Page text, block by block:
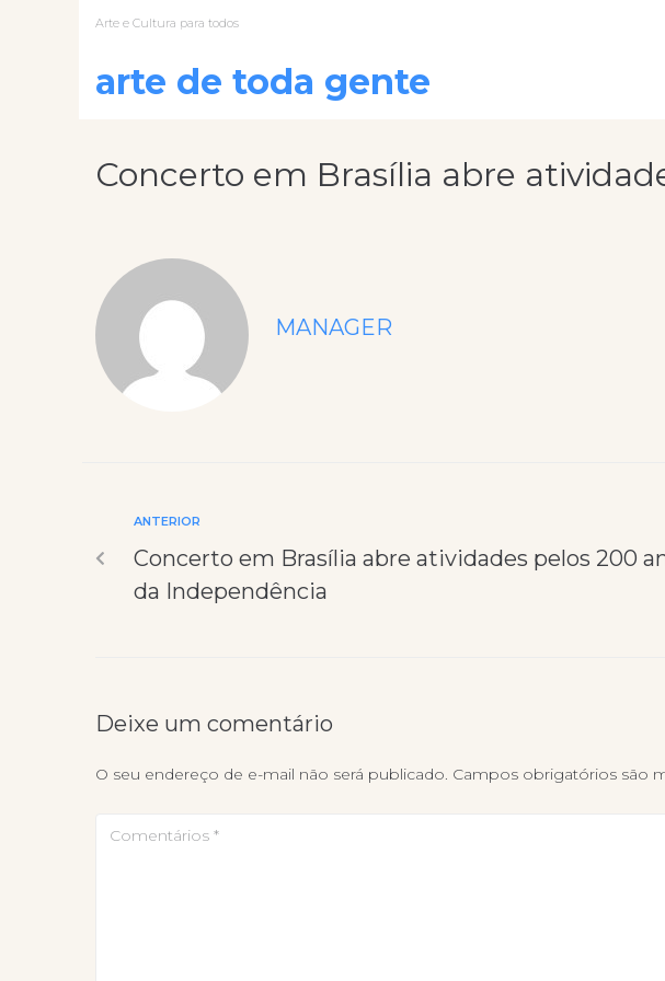
Arte e Cultura para todos
arte de toda gente
Concerto em Brasília abre
MANAGER
ANTERIOR
Concerto em Brasília abre atividades pelos 200
da Independência
Deixe um comentário
O seu endereço de e-mail não será publicado. Campos obrigatórios são